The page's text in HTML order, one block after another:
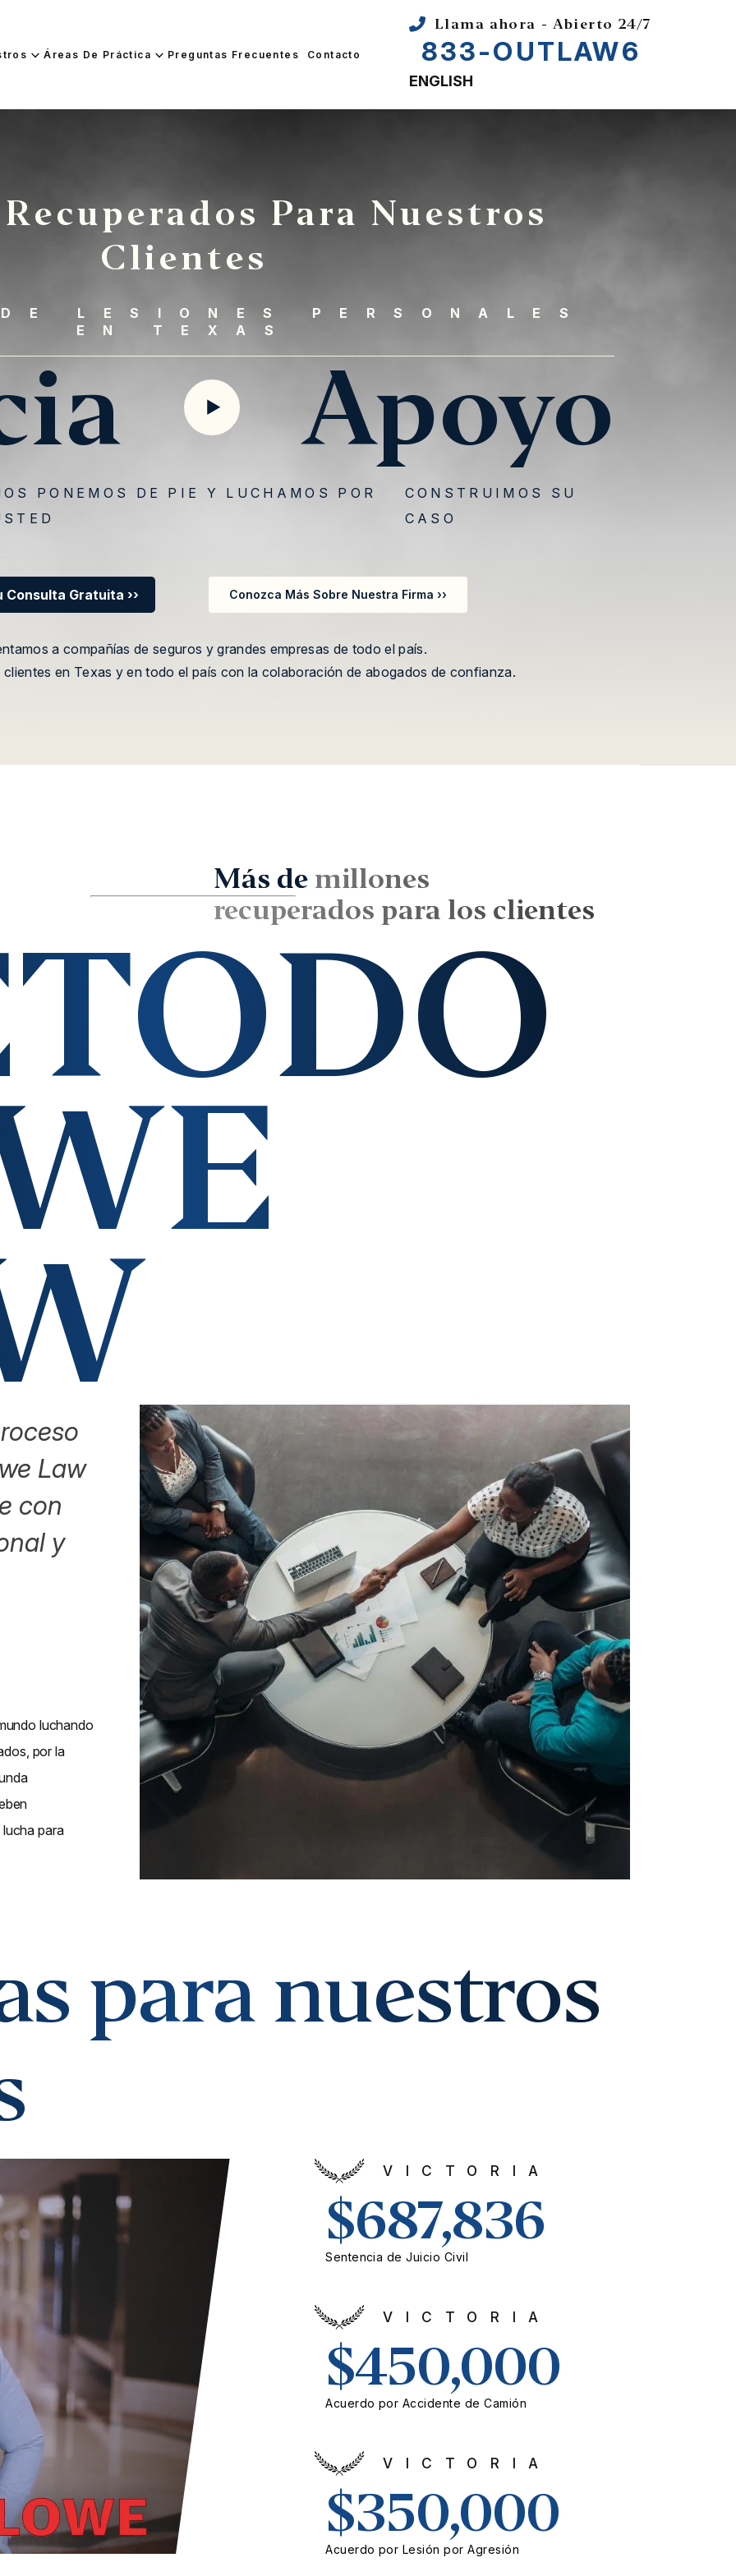
Áreas De Práctica Preguntas Frecuentes Contacto
Llama ahora - Abierto 24/7
833-OUTLAW6
ENGLISH
Para Nuestros
Clientes
LESIONES PERSONALES
EN TEXAS
Apoyo
PONEMOS DE PIE Y LUCHAMOS POR
CONSTRUIMOS SU
CASO
Consulta Gratuita ›› Conozca Más Sobre Nuestra Firma ››
a compañías de seguros y grandes empresas de todo el país.
en Texas y en todo el país con la colaboración de abogados de confianza.
Más de millones
recuperados para los clientes
Law
con
y
luchando
por la
para
para nuestros
VICTORIA
$687,836
Sentencia de Juicio Civil
VICTORIA
$450,000
Acuerdo por Accidente de Camión
VICTORIA
$350,000
Acuerdo por Lesión por Agresión